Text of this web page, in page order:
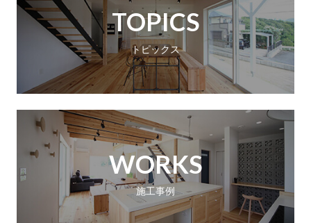
TOPICS
トピックス
WORKS
施工事例